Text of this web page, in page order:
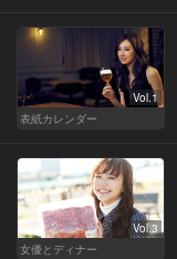
Vol.1
表紙カレンダー
Vol.3
女優とディナー